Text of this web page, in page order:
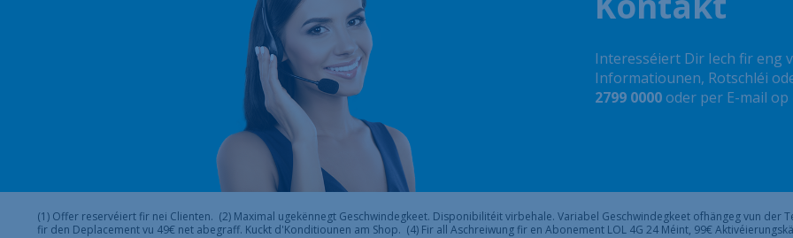
Interesséiert Dir Iech fir eng
Informatiounen, Rotschléi
2799 0000 oder per E-mail op
(1) Offer reservéiert fir nei Clienten. (2) Maximal ugekënnegt Geschwindegkeet. Disponibilitéit virbehale. Variabel Geschwindegkeet ofhängeg vun der
fir den Deplacement vu 49€ net abegraff. Kuckt d'Konditiounen am Shop. (4) Fir all Aschreiwung fir en Abonement LOL 4G 24 Méint, 99€